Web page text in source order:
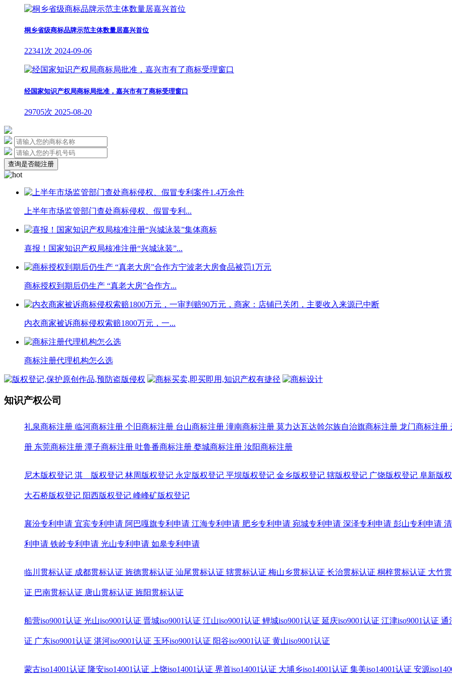
桐乡省级商标品牌示范主体数量居嘉兴首位
22341次 2024-09-06
经国家知识产权局商标局批准，嘉兴市有了商标受理窗口
29705次 2025-08-20
查询是否能注册
上半年市场监管部门查处商标侵权、假冒专利...
喜报！国家知识产权局核准注册“兴城泳装”...
商标授权到期后仍生产 “真老大房”合作方...
内衣商家被诉商标侵权索赔1800万元，一...
商标注册代理机构怎么选
知识产权公司
礼泉商标注册 临河商标注册 个旧商标注册 台山商标注册 潼南商标注册 莫力达瓦达斡尔族自治旗商标注册 龙门商标注册
册 东莞商标注册 潭子商标注册 吐鲁番商标注册 婺城商标注册 汝阳商标注册
尼木版权登记 淇 版权登记 林周版权登记 永定版权登记 平坝版权登记 金乡版权登记 辖版权登记 广饶版权登记 阜新版
大石桥版权登记 阳西版权登记 峰峰矿版权登记
襄汾专利申请 宜宾专利申请 阿巴嘎旗专利申请 江海专利申请 肥乡专利申请 宛城专利申请 深泽专利申请 彭山专利申请
利申请 铁岭专利申请 光山专利申请 如皋专利申请
临川贯标认证 成都贯标认证 旌德贯标认证 汕尾贯标认证 辖贯标认证 梅山乡贯标认证 长治贯标认证 桐梓贯标认证 大竹
证 巴南贯标认证 唐山贯标认证 旌阳贯标认证
船营iso9001认证 光山iso9001认证 晋城iso9001认证 江山iso9001认证 鲤城iso9001认证 延庆iso9001认证 江津iso9001认证 通
证 广东iso9001认证 湛河iso9001认证 玉环iso9001认证 阳谷iso9001认证 黄山iso9001认证
蒙古iso14001认证 隆安iso14001认证 上饶iso14001认证 界首iso14001认证 大埔乡iso14001认证 集美iso14001认证 安源